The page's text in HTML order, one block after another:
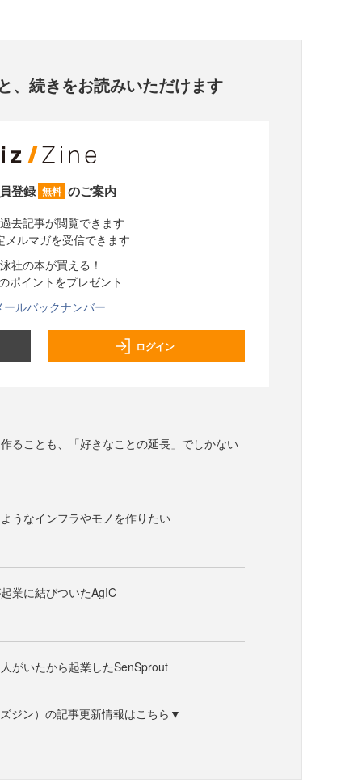
、続きをお読みいただけます
登録 無料 のご案内
去記事が閲覧できます
メルマガを受信できます
社の本が買える！
ポイントをプレゼント
ールバックナンバー
ログイン
ることも、「好きなことの延長」でしかない
うなインフラやモノを作りたい
業に結びついたAgIC
がいたから起業したSenSprout
ジン）の記事更新情報はこちら▼